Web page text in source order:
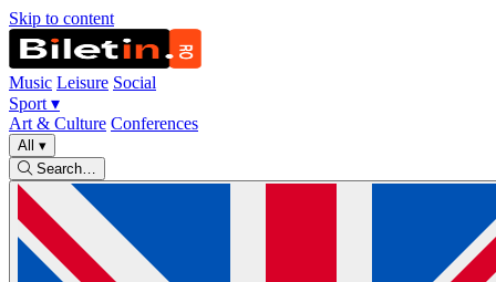
Skip to content
Music Leisure Social
Sport ▾
Art & Culture Conferences
All ▾
Search…